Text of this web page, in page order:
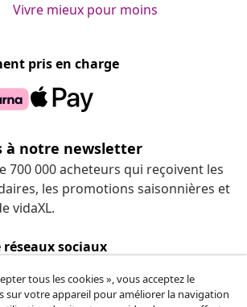
Vivre mieux pour moins
pris en charge
à notre newsletter
700 000 acheteurs qui reçoivent les
les promotions saisonnières et
vidaXL.
réseaux sociaux
tous les cookies », vous acceptez le
sur votre appareil pour améliorer la navigation